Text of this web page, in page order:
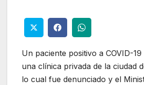
Un paciente positivo a COVID-
una clínica privada de la ciudad
lo cual fue denunciado y el